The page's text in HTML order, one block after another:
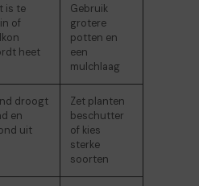
is te
of
heet
Gebruik
grotere
potten en
een
mulchlaag
droogt
en
uit
Zet planten
beschutter
of kies
sterke
soorten